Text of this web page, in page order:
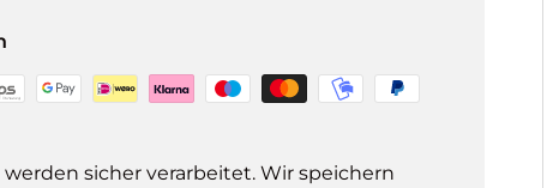
sicher verarbeitet. Wir speichern